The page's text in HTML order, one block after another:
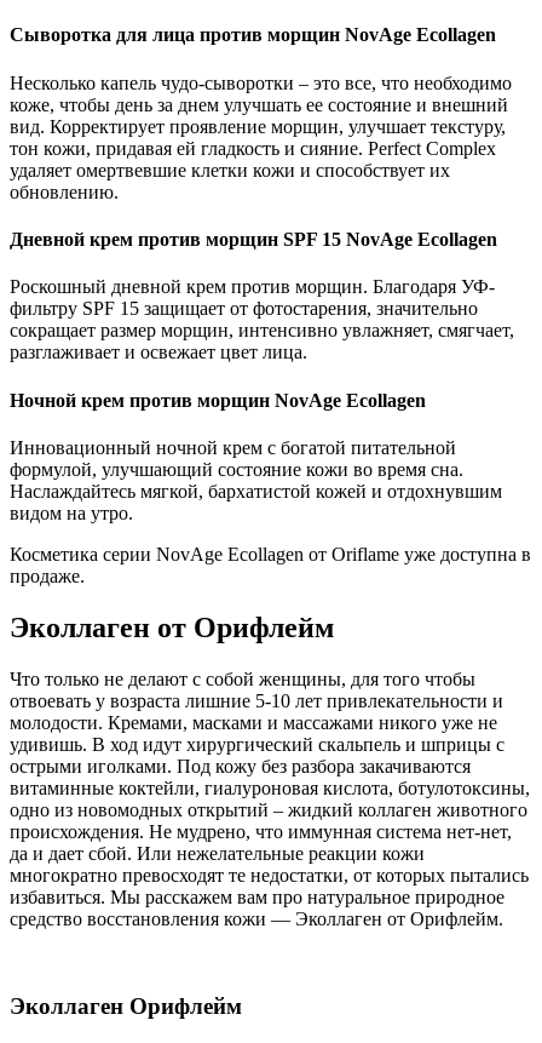
Сыворотка для лица против морщин NovAge Ecollagen
Несколько капель чудо-сыворотки – это все, что необходимо
коже, чтобы день за днем улучшать ее состояние и внешний
вид. Корректирует проявление морщин, улучшает текстуру,
тон кожи, придавая ей гладкость и сияние. Perfect Complex
удаляет омертвевшие клетки кожи и способствует их
обновлению.
Дневной крем против морщин SPF 15 NovAge Ecollagen
Роскошный дневной крем против морщин. Благодаря УФ-
фильтру SPF 15 защищает от фотостарения, значительно
сокращает размер морщин, интенсивно увлажняет, смягчает,
разглаживает и освежает цвет лица.
Ночной крем против морщин NovAge Ecollagen
Инновационный ночной крем с богатой питательной
формулой, улучшающий состояние кожи во время сна.
Наслаждайтесь мягкой, бархатистой кожей и отдохнувшим
видом на утро.
Косметика серии NovAge Ecollagen от Oriflame уже доступна в
продаже.
Эколлаген от Орифлейм
Что только не делают с собой женщины, для того чтобы
отвоевать у возраста лишние 5-10 лет привлекательности и
молодости. Кремами, масками и массажами никого уже не
удивишь. В ход идут хирургический скальпель и шприцы с
острыми иголками. Под кожу без разбора закачиваются
витаминные коктейли, гиалуроновая кислота, ботулотоксины,
одно из новомодных открытий – жидкий коллаген животного
происхождения. Не мудрено, что иммунная система нет-нет,
да и дает сбой. Или нежелательные реакции кожи
многократно превосходят те недостатки, от которых пытались
избавиться. Мы расскажем вам про натуральное природное
средство восстановления кожи — Эколлаген от Орифлейм.
Эколлаген Орифлейм